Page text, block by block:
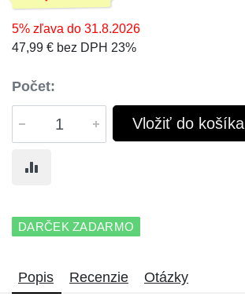
5% zľava do 31.8.2026
47,99 € bez DPH 23%
Počet:
Vložiť do košíka
DARČEK ZADARMO
Popis Recenzie Otázky